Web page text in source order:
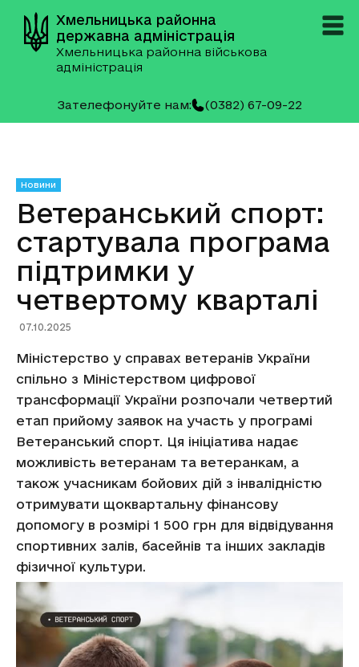
Хмельницька районна
державна адміністрація
Хмельницька районна військова
адміністрація
Зателефонуйте нам: (0382) 67-09-22
Новини
Ветеранський спорт:
стартувала програма
підтримки у
четвертому кварталі
07.10.2025
Міністерство у справах ветеранів України
спільно з Міністерством цифрової
трансформації України розпочали четвертий
етап прийому заявок на участь у програмі
Ветеранський спорт. Ця ініціатива надає
можливість ветеранам та ветеранкам, а
також учасникам бойових дій з інвалідністю
отримувати щоквартальну фінансову
допомогу в розмірі 1 500 грн для відвідування
спортивних залів, басейнів та інших закладів
фізичної культури.